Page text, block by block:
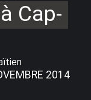
Cap-
2014